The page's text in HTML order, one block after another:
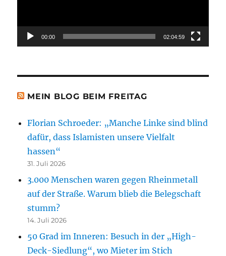
00:00 02:04:59
MEIN BLOG BEIM FREITAG
Florian Schroeder: „Manche Linke sind blind
dafür, dass Islamisten unsere Vielfalt
hassen“
31. Juli 2026
3.000 Menschen waren gegen Rheinmetall
auf der Straße. Warum blieb die Belegschaft
stumm?
14. Juli 2026
50 Grad im Inneren: Besuch in der „High-
Deck-Siedlung“, wo Mieter im Stich